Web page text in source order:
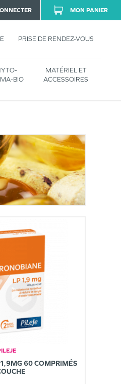
PRISE DE RENDEZ-VOUS
BIO
MATÉRIEL ET
ACCESSOIRES
MON PANIER
60 COMPRIMÉS